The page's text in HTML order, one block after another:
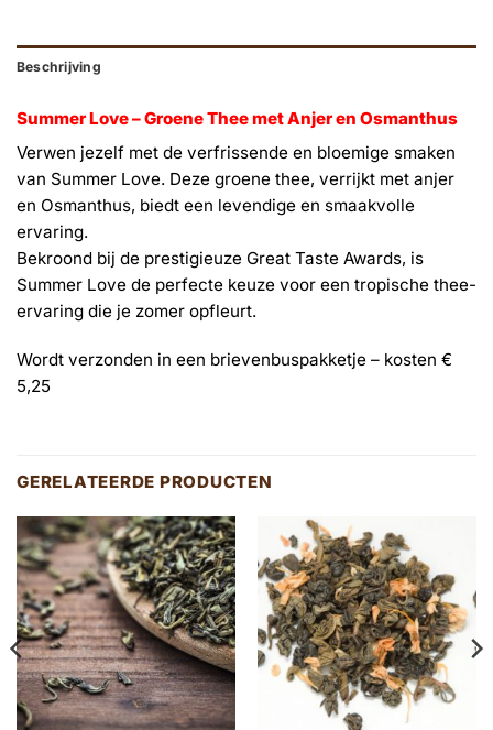
Beschrijving
Summer Love – Groene Thee met Anjer en Osmanthus
Verwen jezelf met de verfrissende en bloemige smaken
van Summer Love. Deze groene thee, verrijkt met anjer
en Osmanthus, biedt een levendige en smaakvolle
ervaring.
Bekroond bij de prestigieuze Great Taste Awards, is
Summer Love de perfecte keuze voor een tropische thee-
ervaring die je zomer opfleurt.
Wordt verzonden in een brievenbuspakketje – kosten €
5,25
GERELATEERDE PRODUCTEN